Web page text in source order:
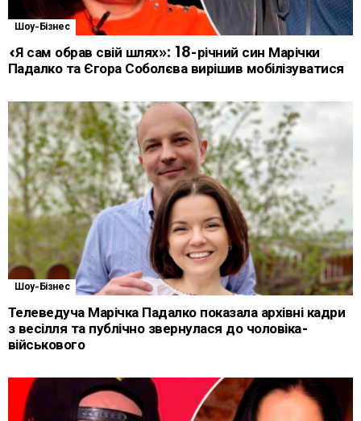
Шоу-Бізнес
«Я сам обрав свій шлях»: 18-річний син Марічки
Падалко та Єгора Соболєва вирішив мобілізуватися
Шоу-Бізнес
Телеведуча Марічка Падалко показала архівні кадри
з весілля та публічно звернулася до чоловіка-
військового